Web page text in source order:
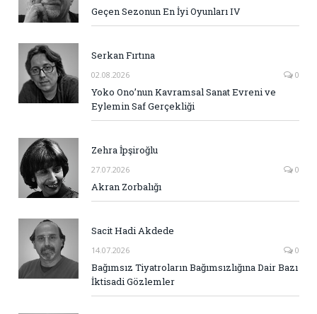
Geçen Sezonun En İyi Oyunları IV
Serkan Fırtına
02.08.2026 0
Yoko Ono’nun Kavramsal Sanat Evreni ve
Eylemin Saf Gerçekliği
Zehra İpşiroğlu
27.07.2026 0
Akran Zorbalığı
Sacit Hadi Akdede
14.07.2026 0
Bağımsız Tiyatroların Bağımsızlığına Dair Bazı
İktisadi Gözlemler